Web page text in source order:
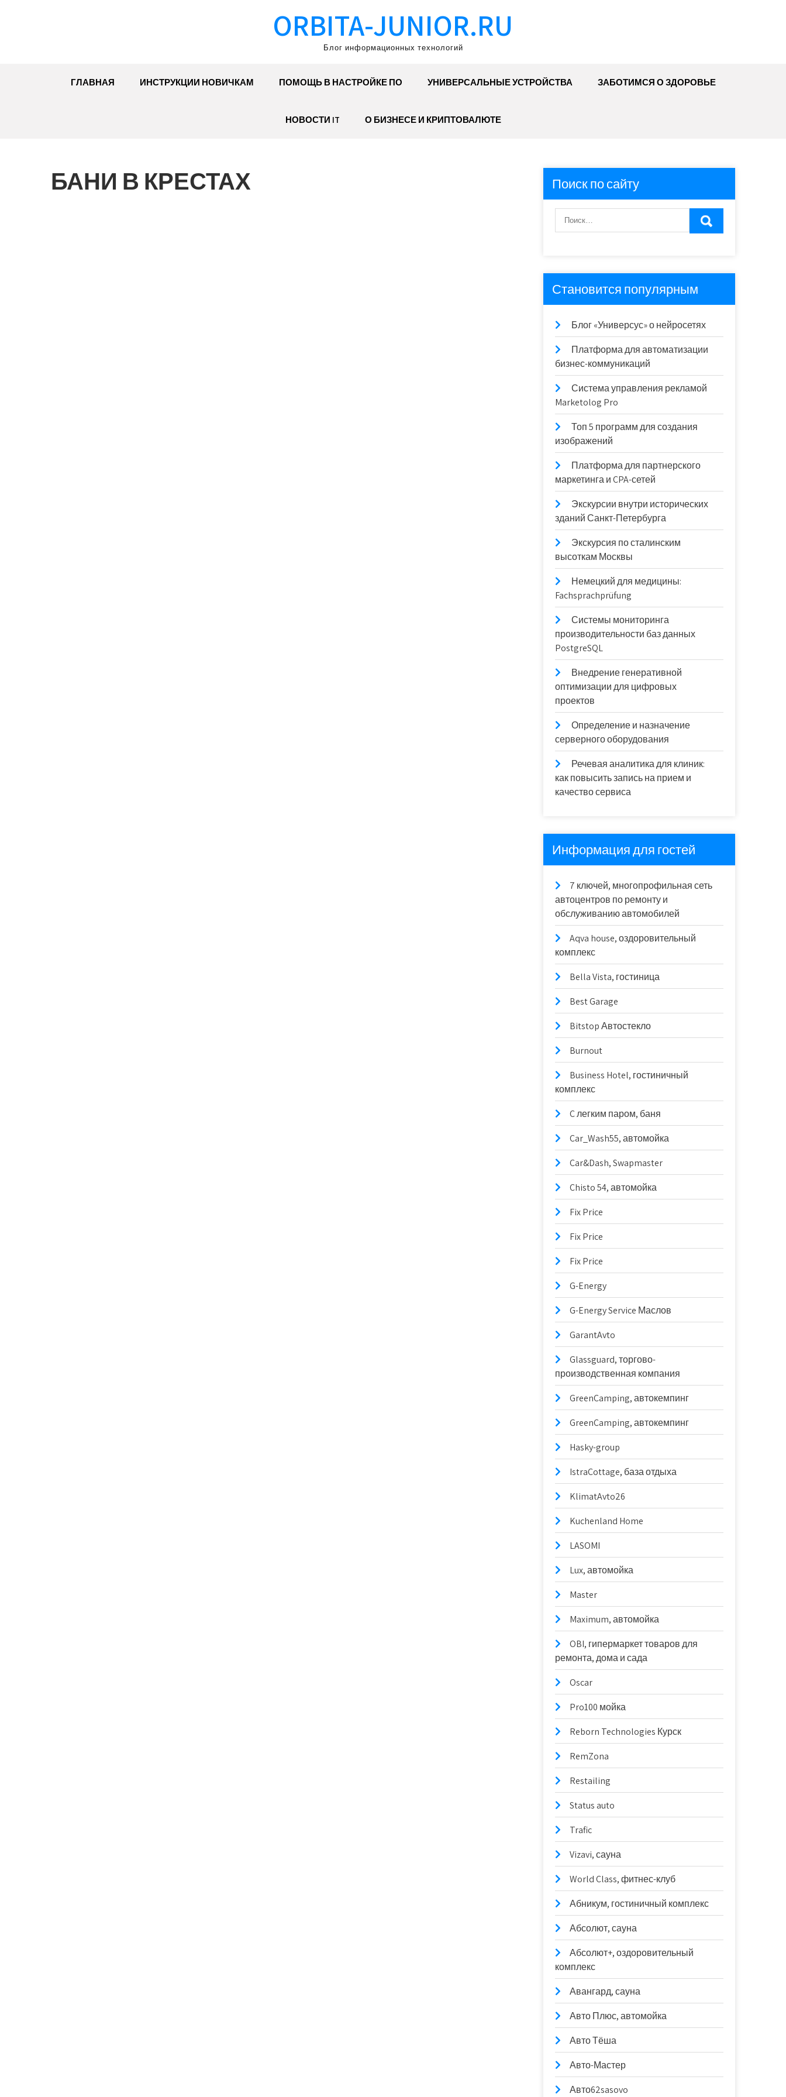
ORBITA-JUNIOR.RU
Блог информационных технологий
ГЛАВНАЯ ИНСТРУКЦИИ НОВИЧКАМ ПОМОЩЬ В НАСТРОЙКЕ ПО УНИВЕРСАЛЬНЫЕ УСТРОЙСТВА ЗАБОТИМСЯ О ЗДОРОВЬЕ
НОВОСТИ IT О БИЗНЕСЕ И КРИПТОВАЛЮТЕ
БАНИ В КРЕСТАХ Поиск по сайту
Становится популярным
Блог «Универсус» о нейросетях
Платформа для автоматизации
бизнес-коммуникаций
Система управления рекламой
Marketolog Pro
Топ 5 программ для создания
изображений
Платформа для партнерского
маркетинга и CPA-сетей
Экскурсии внутри исторических
зданий Санкт-Петербурга
Экскурсия по сталинским
высоткам Москвы
Немецкий для медицины:
Fachsprachprüfung
Системы мониторинга
производительности баз данных
PostgreSQL
Внедрение генеративной
оптимизации для цифровых
проектов
Определение и назначение
серверного оборудования
Речевая аналитика для клиник:
как повысить запись на прием и
качество сервиса
Информация для гостей
7 ключей, многопрофильная сеть
автоцентров по ремонту и
обслуживанию автомобилей
Aqva house, оздоровительный
комплекс
Bella Vista, гостиница
Best Garage
Bitstop Автостекло
Burnout
Business Hotel, гостиничный
комплекс
C легким паром, баня
Car_Wash55, автомойка
Car&Dash, Swapmaster
Chisto 54, автомойка
Fix Price
Fix Price
Fix Price
G-Energy
G-Energy Service Маслов
GarantAvto
Glassguard, торгово-
производственная компания
GreenCamping, автокемпинг
GreenCamping, автокемпинг
Hasky-group
IstraCottage, база отдыха
KlimatAvto26
Kuchenland Home
LASOMI
Lux, автомойка
Master
Maximum, автомойка
OBI, гипермаркет товаров для
ремонта, дома и сада
Oscar
Pro100 мойка
Reborn Technologies Курск
RemZona
Restailing
Status auto
Trafic
Vizavi, сауна
World Class, фитнес-клуб
Абникум, гостиничный комплекс
Абсолют, сауна
Абсолют+, оздоровительный
комплекс
Авангард, сауна
Авто Плюс, автомойка
Авто Тёша
Авто-Мастер
Авто62sasovo